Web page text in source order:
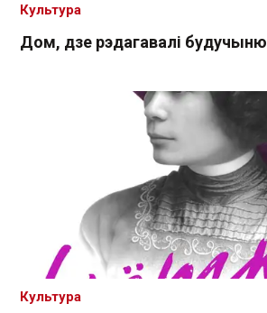
Дом, дзе рэдагавалі будучыню
Культура
Культура